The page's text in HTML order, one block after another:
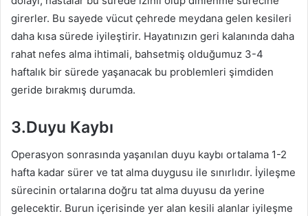
girerler. Bu sayede vücut çehrede meydana gelen kesileri
daha kısa sürede iyileştirir. Hayatınızın geri kalanında daha
rahat nefes alma ihtimali, bahsetmiş olduğumuz 3-4
haftalık bir sürede yaşanacak bu problemleri şimdiden
geride bırakmış durumda.
3.Duyu Kaybı
Operasyon sonrasında yaşanılan duyu kaybı ortalama 1-2
hafta kadar sürer ve tat alma duygusu ile sınırlıdır. İyileşme
sürecinin ortalarına doğru tat alma duyusu da yerine
gelecektir. Burun içerisinde yer alan kesili alanlar iyileşme